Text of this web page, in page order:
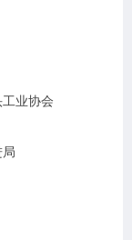
业协会